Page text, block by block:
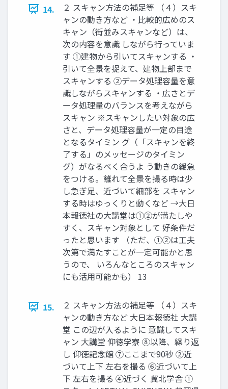
14.
２ スキャン方法の補足等 （４）スキ
ャンの動き方など ・比較的広めのス
キャン（街並みスキャンなど）は、
次の内容を意識 しながら行っていま
す ①建物から引いてスキャンする ・
引いて全景を捉えて、建物上部まで
スキャンする ②データ処理容量を意
識しながらスキャンする ・広さとデ
ータ処理量のバランスを考えながら
スキャン ※スキャンしたい対象の広
さと、データ処理容量が一定の目途
となるタイミン グ（「スキャンを終
了する」のメッセージのタイミン
グ）がなるべく合うよ う動きの緩急
をつける。離れて全景を撮る時は少
し急ぎ足、近づいて細部を スキャン
する時はゆっくりと動くなど →大日
本報徳社の大講堂は①②が満たしや
すく、スキャン対象として 好条件だ
ったと思います （ただ、①②は工夫
次第で満たすことが一定可能かと思
うので、 いろんなところのスキャン
にも活用可能かも） 13
15.
２ スキャン方法の補足等 （４）スキ
ャンの動き方など 大日本報徳社 大講
堂 この辺が入るように 意識してスキ
ャン 大講堂 仰徳学寮 ⑧以降、繰り返
し 仰徳記念館 ⑦ここまで90秒 ②近
づいて上下 左右を撮る ⑥近づいて上
下 左右を撮る ④近づく 冀北学舎 ①